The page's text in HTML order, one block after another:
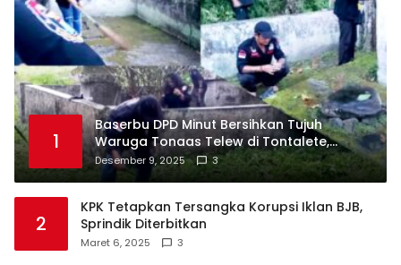
1
Baserbu DPD Minut Bersihkan Tujuh
Waruga Tonaas Telew di Tontalete,
Agenda Rutin Pelestarian Jejak Leluhur
Minahasa
Desember 9, 2025 3
2
KPK Tetapkan Tersangka Korupsi Iklan BJB,
Sprindik Diterbitkan
Maret 6, 2025 3